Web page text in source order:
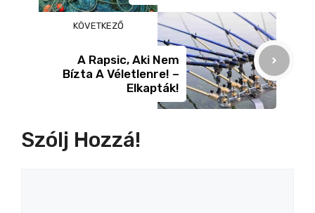
KÖVETKEZŐ
A Rapsic, Aki Nem
Bízta A Véletlenre! –
Elkapták!
Szólj Hozzá!